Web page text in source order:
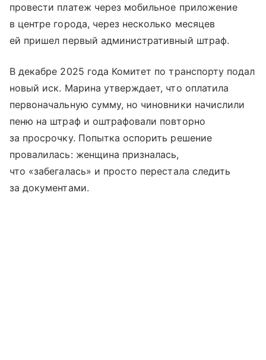
провести платеж через мобильное приложение
в центре города, через несколько месяцев
ей пришел первый административный штраф.
В декабре 2025 года Комитет по транспорту подал
новый иск. Марина утверждает, что оплатила
первоначальную сумму, но чиновники начислили
пеню на штраф и оштрафовали повторно
за просрочку. Попытка оспорить решение
провалилась: женщина призналась,
что «забегалась» и просто перестала следить
за документами.